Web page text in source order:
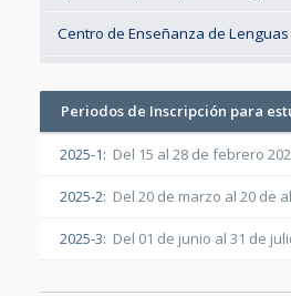
Centro de Enseñanza de Lenguas
Periodos de Inscripción para
2025-1: Del 15 al 28 de febrero
2025-2: Del 20 de marzo al 20 de
2025-3: Del 01 de junio al 31 de